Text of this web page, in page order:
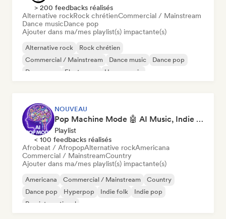
> 200 feedbacks réalisés
Alternative rockRock chrétienCommercial / Mainstream
Dance musicDance pop
Ajouter dans ma/mes playlist(s) impactante(s)
Alternative rock
Rock chrétien
Commercial / Mainstream
Dance music
Dance pop
Dream pop
Electropop House music
NOUVEAU
Pop Machine Mode 🤖 AI Music, Indie Pop & Dream Pop
Playlist
< 100 feedbacks réalisés
Afrobeat / AfropopAlternative rockAmericana
Commercial / MainstreamCountry
Ajouter dans ma/mes playlist(s) impactante(s)
Americana Commercial / Mainstream
Country
Dance pop
Hyperpop Indie folk
Indie pop
Pop international